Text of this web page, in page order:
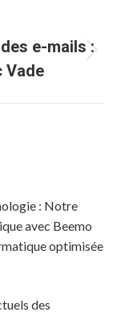
e-mails :
Vade
: Notre
avec Beemo
optimisée
des